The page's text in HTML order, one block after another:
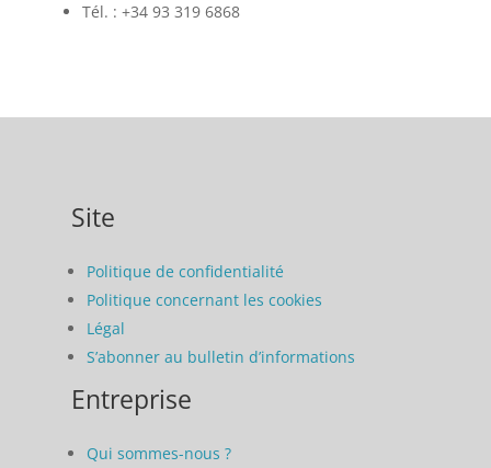
Tél. : +34 93 319 6868
Site
Politique de confidentialité
Politique concernant les cookies
Légal
S’abonner au bulletin d’informations
Entreprise
Qui sommes-nous ?